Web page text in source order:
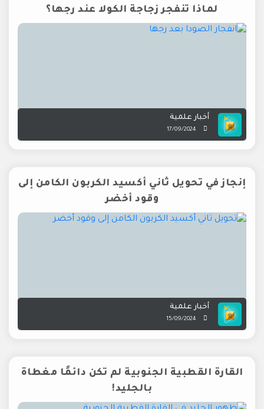
لماذا تنفجر زجاجة الكولا عند رجها؟
أخبار علمية
17/09/2024
إنجاز في تحويل ثاني أكسيد الكربون الكامن إلى
وقود أخضر
أخبار علمية
15/09/2024
القارة القطبية الجنوبية لم تكن دائمًا مغطاة
بالجليد!